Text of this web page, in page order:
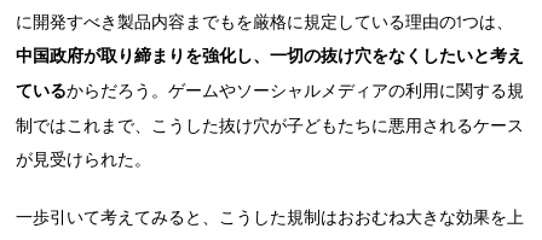
に開発すべき製品内容までもを厳格に規定している理由の1つは、
中国政府が取り締まりを強化し、一切の抜け穴をなくしたいと考え
ているからだろう。ゲームやソーシャルメディアの利用に関する規
制ではこれまで、こうした抜け穴が子どもたちに悪用されるケース
が見受けられた。
一歩引いて考えてみると、こうした規制はおおむね大きな効果を上